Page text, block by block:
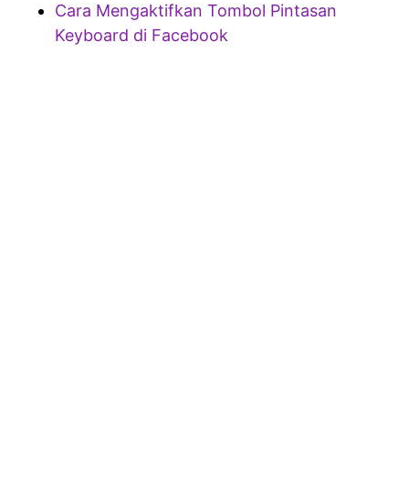
Cara Mengaktifkan Tombol Pintasan
Keyboard di Facebook